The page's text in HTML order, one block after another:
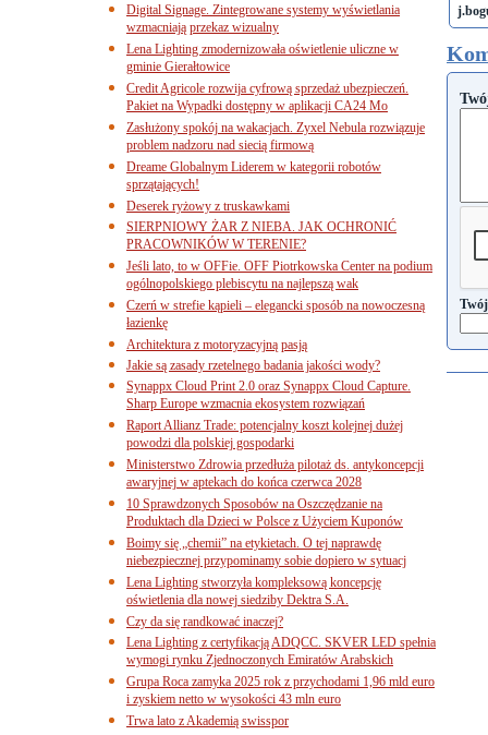
Digital Signage. Zintegrowane systemy wyświetlania
wzmacniają przekaz wizualny
Lena Lighting zmodernizowała oświetlenie uliczne w
gminie Gierałtowice
Credit Agricole rozwija cyfrową sprzedaż ubezpieczeń.
Pakiet na Wypadki dostępny w aplikacji CA24 Mo
Zasłużony spokój na wakacjach. Zyxel Nebula rozwiązuje
problem nadzoru nad siecią firmową
Dreame Globalnym Liderem w kategorii robotów
sprzątających!
Deserek ryżowy z truskawkami
SIERPNIOWY ŻAR Z NIEBA. JAK OCHRONIĆ
PRACOWNIKÓW W TERENIE?
Jeśli lato, to w OFFie. OFF Piotrkowska Center na podium
ogólnopolskiego plebiscytu na najlepszą wak
Czerń w strefie kąpieli – elegancki sposób na nowoczesną
łazienkę
Architektura z motoryzacyjną pasją
Jakie są zasady rzetelnego badania jakości wody?
Synappx Cloud Print 2.0 oraz Synappx Cloud Capture.
Sharp Europe wzmacnia ekosystem rozwiązań
Raport Allianz Trade: potencjalny koszt kolejnej dużej
powodzi dla polskiej gospodarki
Ministerstwo Zdrowia przedłuża pilotaż ds. antykoncepcji
awaryjnej w aptekach do końca czerwca 2028
10 Sprawdzonych Sposobów na Oszczędzanie na
Produktach dla Dzieci w Polsce z Użyciem Kuponów
Boimy się „chemii” na etykietach. O tej naprawdę
niebezpiecznej przypominamy sobie dopiero w sytuacj
Lena Lighting stworzyła kompleksową koncepcję
oświetlenia dla nowej siedziby Dektra S.A.
Czy da się randkować inaczej?
Lena Lighting z certyfikacją ADQCC. SKVER LED spełnia
wymogi rynku Zjednoczonych Emiratów Arabskich
Grupa Roca zamyka 2025 rok z przychodami 1,96 mld euro
i zyskiem netto w wysokości 43 mln euro
Trwa lato z Akademią swisspor